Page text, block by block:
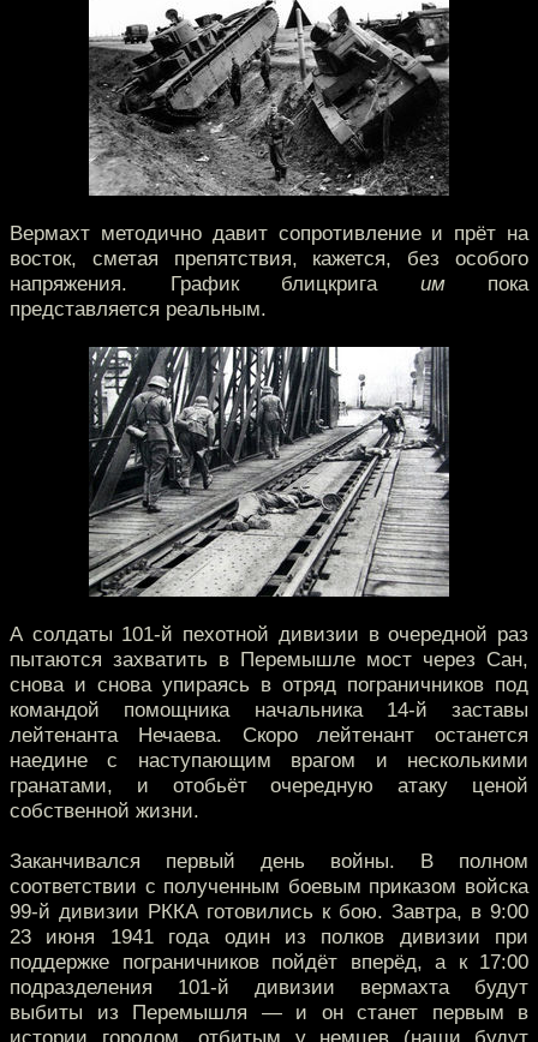
Вермахт методично давит сопротивление и прёт на
восток, сметая препятствия, кажется, без особого
напряжения. График блицкрига импока
представляется реальным.
А солдаты 101-й пехотной дивизии в очередной раз
пытаются захватить в Перемышле мост через Сан,
снова и снова упираясь в отряд пограничников под
командой помощника начальника 14-й заставы
лейтенанта Нечаева. Скоро лейтенант останется
наедине с наступающим врагом и несколькими
гранатами, и отобьёт очередную атаку ценой
собственной жизни.
Заканчивался первый день войны. В полном
соответствии с полученным боевым приказом войска
99-й дивизии РККА готовились к бою. Завтра, в 9:00
23 июня 1941 года один из полков дивизии при
поддержке пограничников пойдёт вперёд, а к 17:00
подразделения 101-й дивизии вермахта будут
выбиты из Перемышля — и он станет первым в